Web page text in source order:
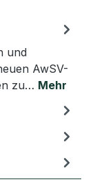
und
AwSV-
zu… Mehr